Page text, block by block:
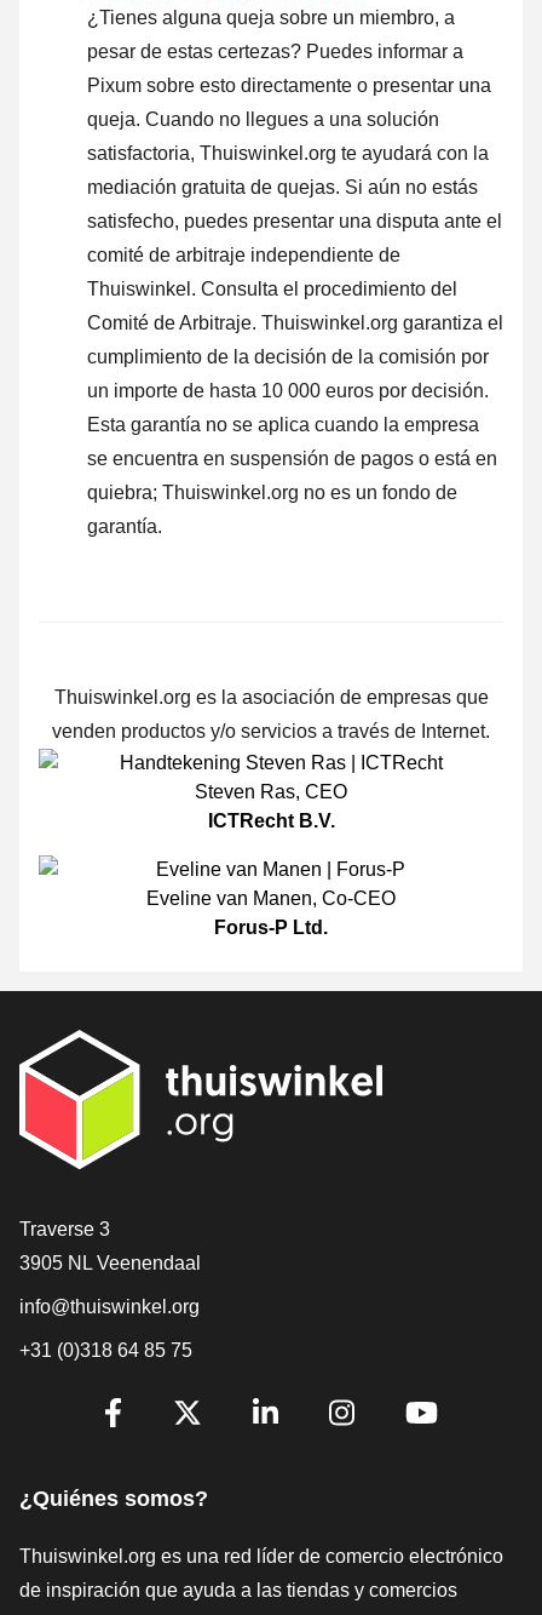
¿Tienes alguna queja sobre un miembro, a
pesar de estas certezas? Puedes informar a
Pixum sobre esto directamente o presentar una
queja. Cuando no llegues a una solución
satisfactoria, Thuiswinkel.org te ayudará con la
mediación gratuita de quejas. Si aún no estás
satisfecho, puedes presentar una disputa ante el
comité de arbitraje independiente de
Thuiswinkel. Consulta el procedimiento del
Comité de Arbitraje. Thuiswinkel.org garantiza el
cumplimiento de la decisión de la comisión por
un importe de hasta 10 000 euros por decisión.
Esta garantía no se aplica cuando la empresa
se encuentra en suspensión de pagos o está en
quiebra; Thuiswinkel.org no es un fondo de
garantía.
Thuiswinkel.org es la asociación de empresas que
venden productos y/o servicios a través de Internet.
Steven Ras, CEO
ICTRecht B.V.
Eveline van Manen, Co-CEO
Forus-P Ltd.
[_General:Contact]
Traverse 3
3905 NL Veenendaal
info@thuiswinkel.org
+31 (0)318 64 85 75
[_General:SocialMediaTitle]
¿Quiénes somos?
Thuiswinkel.org es una red líder de comercio electrónico
de inspiración que ayuda a las tiendas y comercios